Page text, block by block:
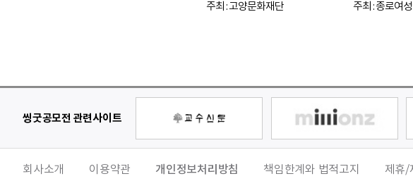
주최 : 고양문화재단
주최 : 종로여
씽굿공모전 관련사이트
회사소개 이용약관 개인정보처리방침 책임한계와 법적고지 제휴/